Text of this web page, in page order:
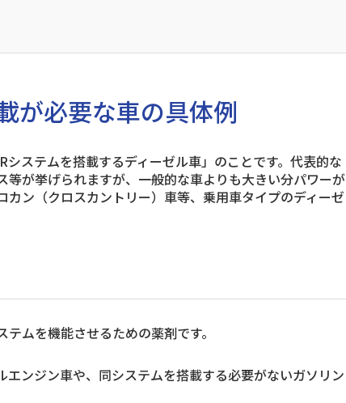
が必要な車の具体例
ステムを搭載するディーゼル車」のことです。代表的な
が挙げられますが、一般的な車よりも大きい分パワーが
ン（クロスカントリー）車等、乗用車タイプのディーゼ
ムを機能させるための薬剤です。
ンジン車や、同システムを搭載する必要がないガソリン